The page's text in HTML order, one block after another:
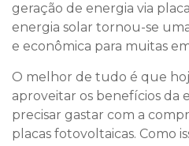
geração de energia via
energia solar tornou-se
e econômica para muitas
O melhor de tudo é que
aproveitar os benefícios da
precisar gastar com a
placas fotovoltaicas. Como